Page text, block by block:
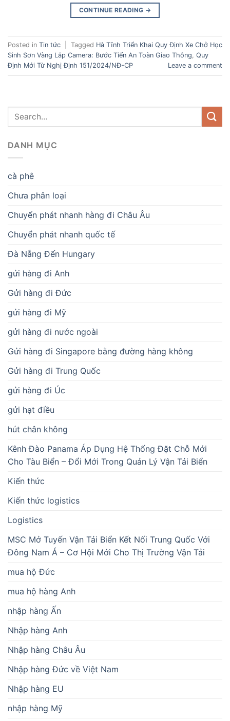
CONTINUE READING →
Posted in Tin tức Tagged Hà Tĩnh Triển Khai Quy Định Xe Chở Học
Sinh Sơn Vàng Lắp Camera: Bước Tiến An Toàn Giao Thông, Quy
Định Mới Từ Nghị Định 151/2024/NĐ-CP
Leave a comment
DANH MỤC
cà phê
Chưa phân loại
Chuyển phát nhanh hàng đi Châu Âu
Chuyển phát nhanh quốc tế
Đà Nẵng Đến Hungary
gửi hàng đi Anh
Gửi hàng đi Đức
gửi hàng đi Mỹ
gửi hàng đi nước ngoài
Gửi hàng đi Singapore bằng đường hàng không
Gửi hàng đi Trung Quốc
gửi hàng đi Úc
gửi hạt điều
hút chân không
Kênh Đào Panama Áp Dụng Hệ Thống Đặt Chỗ Mới
Cho Tàu Biển – Đổi Mới Trong Quản Lý Vận Tải Biển
Kiến thức
Kiến thức logistics
Logistics
MSC Mở Tuyến Vận Tải Biển Kết Nối Trung Quốc Với
Đông Nam Á – Cơ Hội Mới Cho Thị Trường Vận Tải
mua hộ Đức
mua hộ hàng Anh
nhập hàng Ấn
Nhập hàng Anh
Nhập hàng Châu Âu
Nhập hàng Đức về Việt Nam
Nhập hàng EU
nhập hàng Mỹ